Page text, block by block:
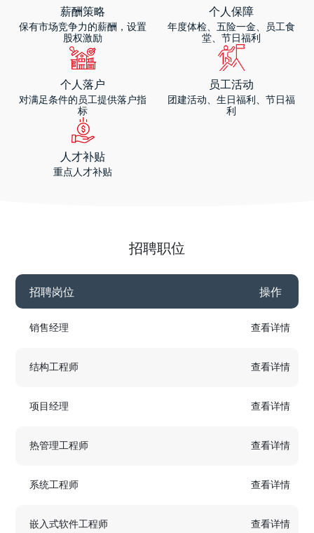
薪酬策略
保有市场竞争力的薪酬，设置
股权激励
个人保障
年度体检、五险一金、员工食
堂、节日福利
个人落户
对满足条件的员工提供落户指
标
员工活动
团建活动、生日福利、节日福
利
人才补贴
重点人才补贴
招聘职位
招聘岗位 操作
销售经理 查看详情
结构工程师 查看详情
项目经理 查看详情
热管理工程师 查看详情
系统工程师 查看详情
嵌入式软件工程师 查看详情